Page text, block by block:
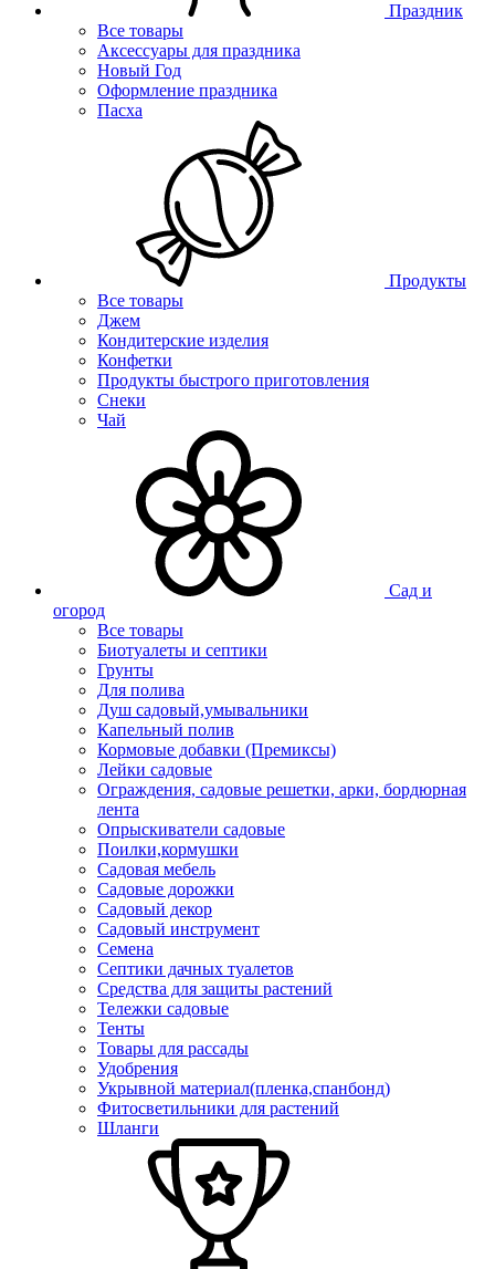
Праздник
Все товары
Аксессуары для праздника
Новый Год
Оформление праздника
Пасха
Продукты
Все товары
Джем
Кондитерские изделия
Конфетки
Продукты быстрого приготовления
Снеки
Чай
Сад и
огород
Все товары
Биотуалеты и септики
Грунты
Для полива
Душ садовый,умывальники
Капельный полив
Кормовые добавки (Премиксы)
Лейки садовые
Ограждения, садовые решетки, арки, бордюрная
лента
Опрыскиватели садовые
Поилки,кормушки
Садовая мебель
Садовые дорожки
Садовый декор
Садовый инструмент
Семена
Септики дачных туалетов
Средства для защиты растений
Тележки садовые
Тенты
Товары для рассады
Удобрения
Укрывной материал(пленка,спанбонд)
Фитосветильники для растений
Шланги